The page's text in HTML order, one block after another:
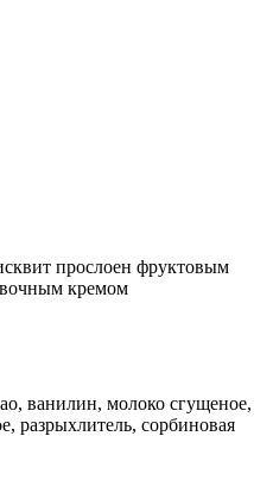
прослоен фруктовым
кремом
ванилин, молоко сгущеное,
разрыхлитель, сорбиновая